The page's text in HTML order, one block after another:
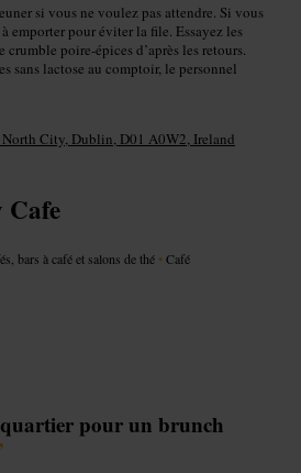
si vous ne voulez pas attendre. Si vous
emporter pour éviter la file. Essayez les
crumble poire-épices d’après les retours.
sans lactose au comptoir, le personnel
North City, Dublin, D01 A0W2, Ireland
Cafe
bars à café et salons de thé •Café
pour un brunch